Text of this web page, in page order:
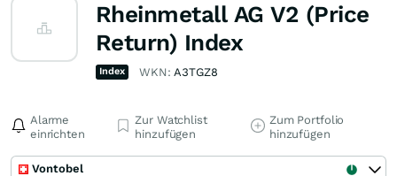
Rheinmetall AG V2 (Price
Return) Index
Index WKN:A3TGZ8
Alarme
einrichten
Zur Watchlist
hinzufügen
Zum Portfolio
hinzufügen
Vontobel